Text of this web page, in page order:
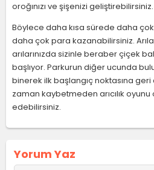
oroğınızı ve şişenizi geliştirebilirsiniz.
Böylece daha kısa sürede daha
daha çok para kazanabilirsiniz.
arılarınızda sizinle beraber çiçek
başlıyor. Parkurun diğer ucunda
binerek ilk başlangıç noktasına
zaman kaybetmeden arıcılık
edebilirsiniz.
Yorum Yaz